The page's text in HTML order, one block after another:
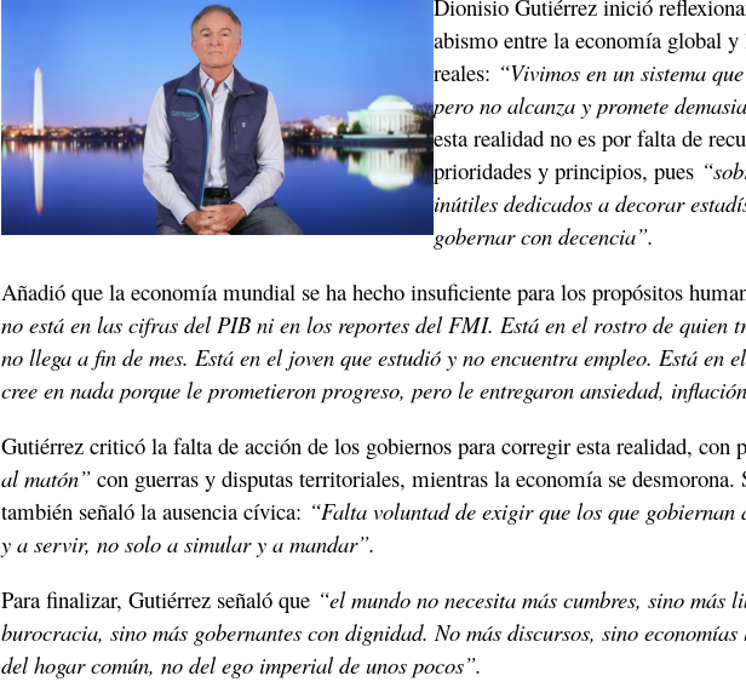
Dionisio Gutiérrez inició
abismo entre la economía global y
reales: “Vivimos en un sistema
pero no alcanza y promete
esta realidad no es por falta de
prioridades y principios, pues
inútiles dedicados a decorar
gobernar con decencia”.
Añadió que la economía mundial se ha hecho insuficiente para los propósitos
no está en las cifras del PIB ni en los reportes del FMI. Está en el rostro de quien
no llega a fin de mes. Está en el joven que estudió y no encuentra empleo. Está en
cree en nada porque le prometieron progreso, pero le entregaron ansiedad,
Gutiérrez criticó la falta de acción de los gobiernos para corregir esta realidad, con
al matón” con guerras y disputas territoriales, mientras la economía se desmorona.
también señaló la ausencia cívica: “Falta voluntad de exigir que los que gobiernan
y a servir, no solo a simular y a mandar”.
Para finalizar, Gutiérrez señaló que “el mundo no necesita más cumbres, sino más
burocracia, sino más gobernantes con dignidad. No más discursos, sino
del hogar común, no del ego imperial de unos pocos”.